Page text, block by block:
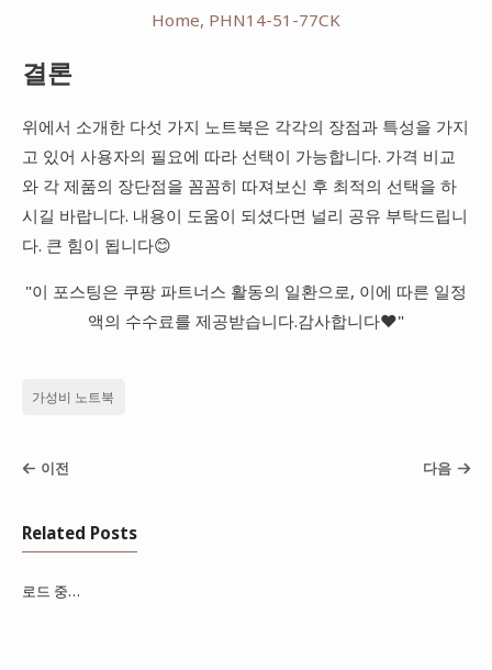
결론
위에서 소개한 다섯 가지 노트북은 각각의 장점과 특성을 가지
고 있어 사용자의 필요에 따라 선택이 가능합니다. 가격 비교
와 각 제품의 장단점을 꼼꼼히 따져보신 후 최적의 선택을 하
시길 바랍니다. 내용이 도움이 되셨다면 널리 공유 부탁드립니
다. 큰 힘이 됩니다😊
"이 포스팅은 쿠팡 파트너스 활동의 일환으로, 이에 따른 일정
액의 수수료를 제공받습니다.감사합니다❤️"
가성비 노트북
이전 다음
Related Posts
로드 중…